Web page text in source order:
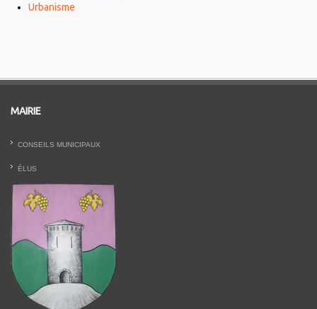
Urbanisme
MAIRIE
CONSEILS MUNICIPAUX
ÉLUS